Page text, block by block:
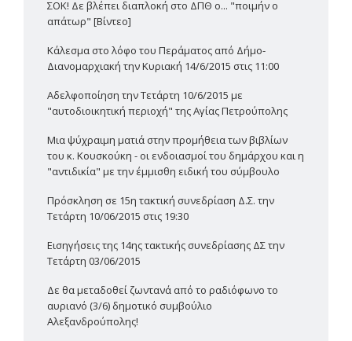
ΣΟΚ! Δε βλέπει διαπλοκή στο ΔΠΘ ο... "ποιμήν ο
απάτωρ" [Βίντεο]
Κάλεσμα στο λόφο του Περάματος από Δήμο-
Διανομαρχιακή την Κυριακή 14/6/2015 στις 11:00
Αδελφοποίηση την Τετάρτη 10/6/2015 με
"αυτοδιοικητική περιοχή" της Αγίας Πετρούπολης
Μια ψύχραιμη ματιά στην προμήθεια των βιβλίων
του κ. Κουσκούκη - οι ενδοιασμοί του δημάρχου και η
"αντιδικία" με την έμμισθη ειδική του σύμβουλο
Πρόσκληση σε 15η τακτική συνεδρίαση Δ.Σ. την
Τετάρτη 10/06/2015 στις 19:30
Εισηγήσεις της 14ης τακτικής συνεδρίασης ΔΣ την
Τετάρτη 03/06/2015
Δε θα μεταδοθεί ζωντανά από το ραδιόφωνο το
αυριανό (3/6) δημοτικό συμβούλιο
Αλεξανδρούπολης!